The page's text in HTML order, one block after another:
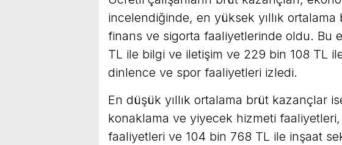
incelendiğinde, en yüksek yıllık
finans ve sigorta faaliyetlerinde oldu. Bu
TL ile bilgi ve iletişim ve 229 bin 108 TL
dinlence ve spor faaliyetleri izledi.
En düşük yıllık ortalama brüt kazançlar
konaklama ve yiyecek hizmeti
faaliyetleri ve 104 bin 768 TL ile inşaat